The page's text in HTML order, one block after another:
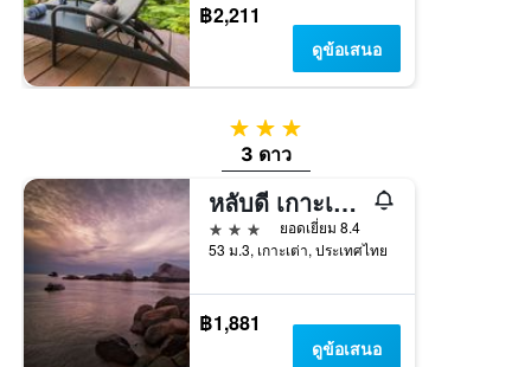
฿2,211
ดูข้อเสนอ
3 ดาว
3 ดาว
หลับดี เกาะเต่า อ่าวโตนด
3 ดาว
ยอดเยี่ยม 8.4
53 ม.3, เกาะเต่า, ประเทศไทย
฿1,881
ดูข้อเสนอ